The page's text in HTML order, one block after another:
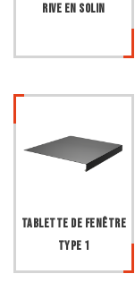
Rive en solin
Tablette de fenêtre
type 1